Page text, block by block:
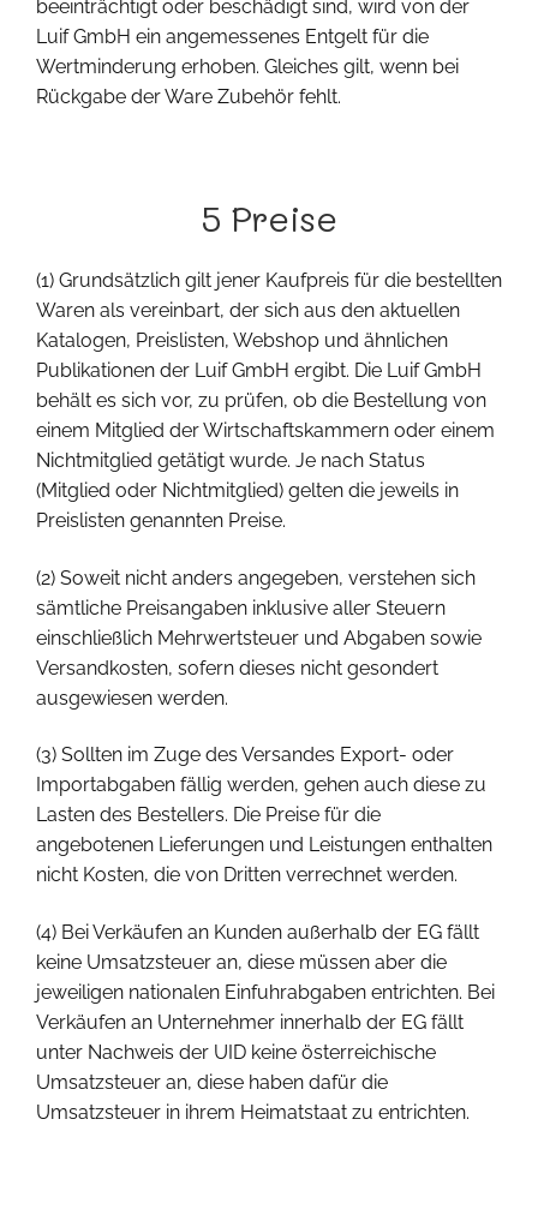
beeinträchtigt oder beschädigt sind, wird von der
Luif GmbH ein angemessenes Entgelt für die
Wertminderung erhoben. Gleiches gilt, wenn bei
Rückgabe der Ware Zubehör fehlt.
5 Preise
(1) Grundsätzlich gilt jener Kaufpreis für die bestellten
Waren als vereinbart, der sich aus den aktuellen
Katalogen, Preislisten, Webshop und ähnlichen
Publikationen der Luif GmbH ergibt. Die Luif GmbH
behält es sich vor, zu prüfen, ob die Bestellung von
einem Mitglied der Wirtschaftskammern oder einem
Nichtmitglied getätigt wurde. Je nach Status
(Mitglied oder Nichtmitglied) gelten die jeweils in
Preislisten genannten Preise.
(2) Soweit nicht anders angegeben, verstehen sich
sämtliche Preisangaben inklusive aller Steuern
einschließlich Mehrwertsteuer und Abgaben sowie
Versandkosten, sofern dieses nicht gesondert
ausgewiesen werden.
(3) Sollten im Zuge des Versandes Export- oder
Importabgaben fällig werden, gehen auch diese zu
Lasten des Bestellers. Die Preise für die
angebotenen Lieferungen und Leistungen enthalten
nicht Kosten, die von Dritten verrechnet werden.
(4) Bei Verkäufen an Kunden außerhalb der EG fällt
keine Umsatzsteuer an, diese müssen aber die
jeweiligen nationalen Einfuhrabgaben entrichten. Bei
Verkäufen an Unternehmer innerhalb der EG fällt
unter Nachweis der UID keine österreichische
Umsatzsteuer an, diese haben dafür die
Umsatzsteuer in ihrem Heimatstaat zu entrichten.